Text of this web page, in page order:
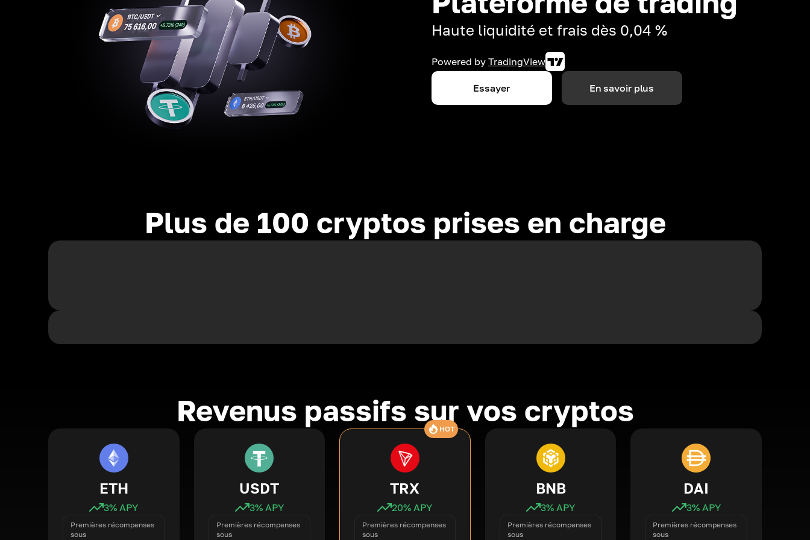
Haute liquidité et frais dès 0,04 %
Powered by TradingView
Essayer En savoir plus
Plus de 100 cryptos prises en charge
Revenus passifs sur vos cryptos
ETH
3% APY
Premières récompenses
sous
USDT
3% APY
Premières récompenses
sous
HOT
TRX
20% APY
Premières récompenses
sous
BNB
3% APY
Premières récompenses
sous
DAI
3% APY
Premières récompenses
sous